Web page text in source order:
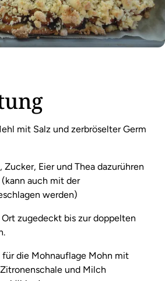
mit Salz und zerbröselter Germ
Eier und Thea dazurühren
auch mit der
werden)
zugedeckt bis zur doppelten
die Mohnauflage Mohn mit
und Milch